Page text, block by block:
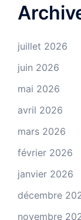
juillet 2026
juin 2026
mai 2026
avril 2026
mars 2026
février 2026
janvier 2026
décembre
novembre